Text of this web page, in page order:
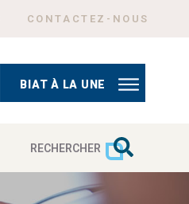
CONTACTEZ-NOUS
BIAT À LA UNE
RECHERCHER